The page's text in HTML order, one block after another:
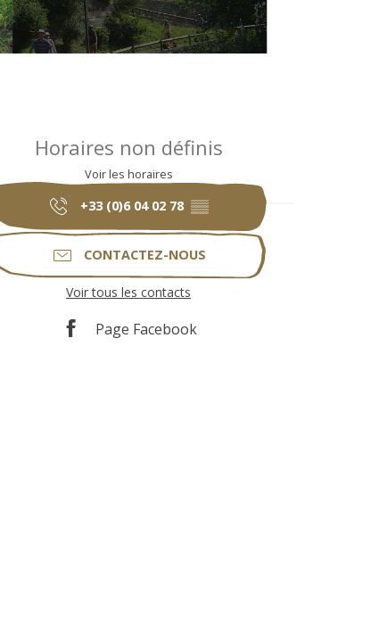
et
Horaires non définis
Voir les horaires
+33 (0)6 04 02 78 ▒▒
CONTACTEZ-NOUS
Voir tous les contacts
Page Facebook